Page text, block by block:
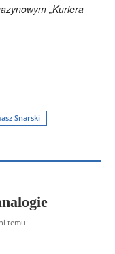
„Kuriera
Snarski
Grzegorz Górny
Piotr Hlebowicz
temu